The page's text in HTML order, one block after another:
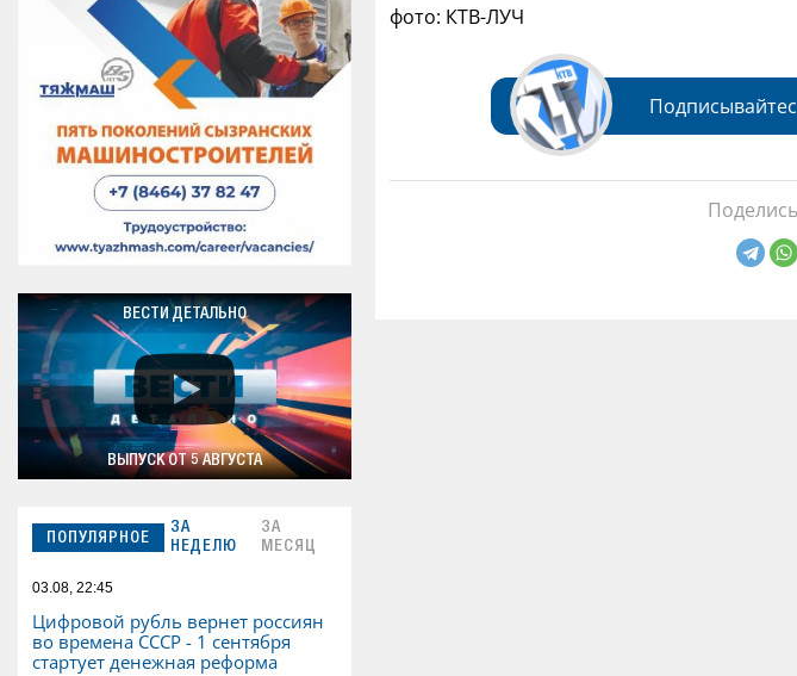
ВЕСТИ ДЕТАЛЬНО
ВЫПУСК ОТ 5 АВГУСТА
ПОПУЛЯРНОЕ
ЗА
НЕДЕЛЮ
ЗА
МЕСЯЦ
03.08, 22:45
Цифровой рубль вернет россиян
во времена СССР - 1 сентября
стартует денежная реформа
фото: КТВ-ЛУЧ